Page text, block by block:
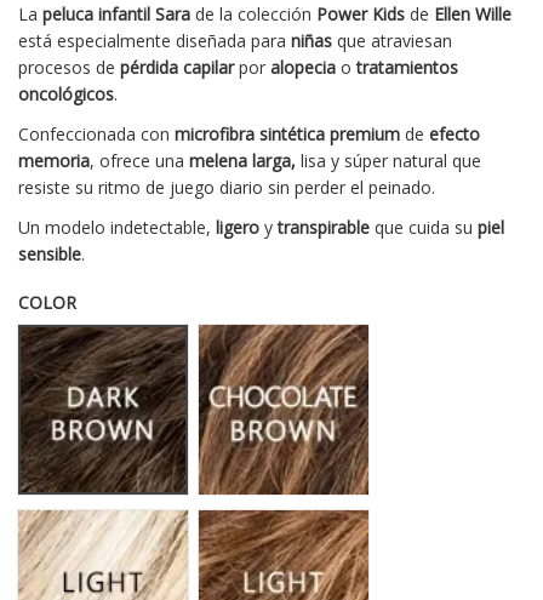
La peluca infantil Sara de la colección Power Kids de Ellen Wille
está especialmente diseñada para niñas que atraviesan
procesos de pérdida capilarpor alopecia otratamientos
oncológicos.
Confeccionada con microfibra sintética premium de efecto
memoria, ofrece una melena larga, lisa y súper natural que
resiste su ritmo de juego diario sin perder el peinado.
Un modelo indetectable, ligero ytranspirable que cuida su piel
sensible.
COLOR
DARKBROWN KIDS
CHOCOLATEBROWN KIDS
LIGHTBLONDE KIDS LIGHTBROWN KIDS